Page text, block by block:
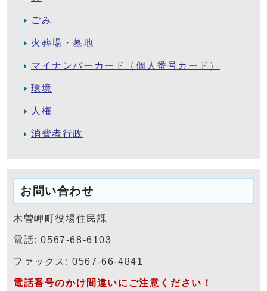
ごみ
火葬場・墓地
マイナンバーカード（個人番号カード）
環境
人権
消費者行政
お問い合わせ
木曽岬町役場住民課
電話: 0567-68-6103
ファックス: 0567-66-4841
電話番号のかけ間違いにご注意ください！